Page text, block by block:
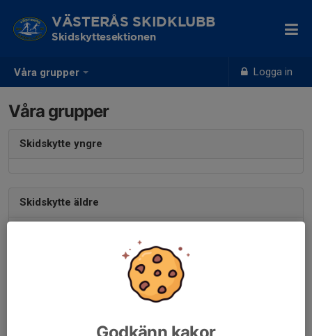
Våra grupper Logga in
VÄSTERÅS SKIDKLUBB
Skidskyttesektionen
Våra grupper
Skidskytte yngre
Skidskytte äldre
Godkänn kakor